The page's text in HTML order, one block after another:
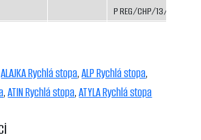
P REG/CHP/13/92/96
ALAJKA Rychlá stopa,ALP Rychlá stopa,
,ATIN Rychlá stopa,ATYLA Rychlá stopa